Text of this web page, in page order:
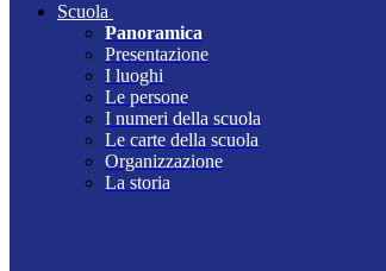
Scuola
Panoramica
Presentazione
I luoghi
Le persone
I numeri della scuola
Le carte della scuola
Organizzazione
La storia